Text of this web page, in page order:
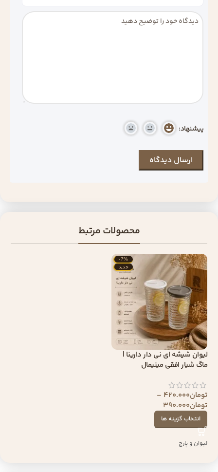
پیشنهاد:
محصولات مرتبط
-7%
جدید
لیوان شیشه ای نی دار دارینا |
ماگ شیار افقی مینیمال
تومان420.000
–
تومان390.000
انتخاب گزینه ها
لیوان و پارچ